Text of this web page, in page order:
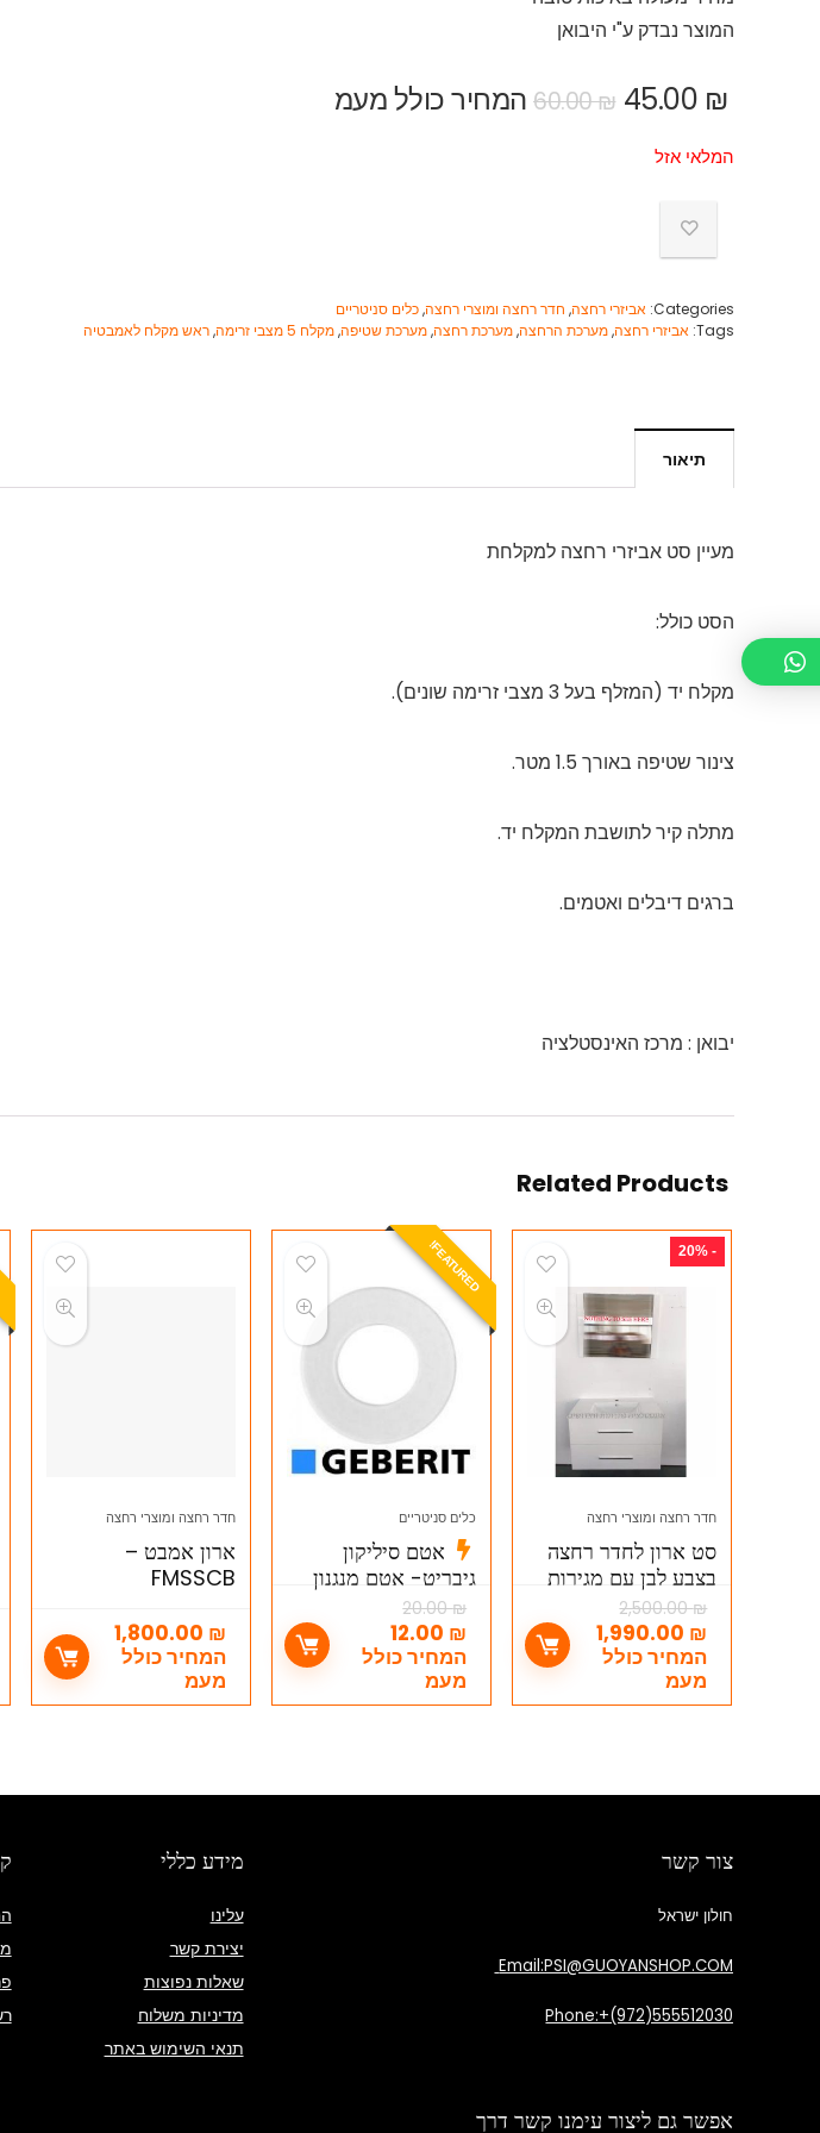
המוצר נבדק ע"י היבואן
60.00₪ 45.00 ₪ המחיר כולל מעמ
המלאי אזל
Categories: אביזרי רחצה, חדר רחצה ומוצרי רחצה,כלים סניטריים
Tags: אביזרי רחצה,מערכת הרחצה,מערכת רחצה,מערכת שטיפה,מקלח 5 מצבי זרימה ,ראש מקלח לאמבטיה
תיאור
מעיין סט אביזרי רחצה למקלחת
הסט כולל:
מקלח יד (המזלף בעל 3 מצבי זרימה שונים).
צינור שטיפה באורך 1.5 מטר.
מתלה קיר לתושבת המקלח יד.
ברגים דיבלים ואטמים.
יבואן : מרכז האינסטלציה
Related Products
- 20%
חדר רחצה ומוצרי רחצה
סט ארון לחדר רחצה
בצבע לבן עם מגירות
כיור ומראה – סט
מושלם לאמבט (סט
ארגירה)
2,500.00₪
1,990.00 ₪
המחיר כולל
מעמ
F
E
A
T
U
R
E
D
!
כלים סניטריים
אטם סיליקון
גיבריט- אטם מנגנון
לניאגרה סמויה גבריט
– Geberit
20.00₪
12.00 ₪
המחיר כולל
מעמ
חדר רחצה ומוצרי רחצה
ארון אמבט –
FMSSCB
1,800.00 ₪
המחיר כולל
מעמ
צור קשר
חולון ישראל
Email:PSI@GUOYANSHOP.COM
Phone:+(972)555512030
אפשר גם ליצור עימנו קשר דרך
מידע כללי
עלינו
יצירת קשר
שאלות נפוצות
מדיניות משלוח
תנאי השימוש באתר